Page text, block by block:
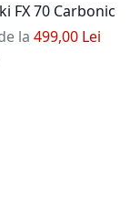
FX 70 Carbonic
la 499,00 Lei